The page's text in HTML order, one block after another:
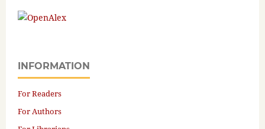
INFORMATION
For Readers
For Authors